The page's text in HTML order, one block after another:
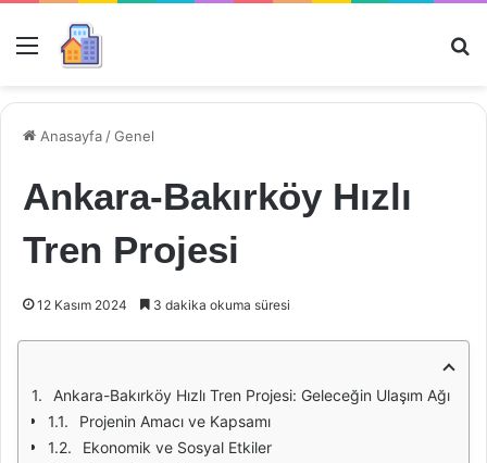
Menü
Anasayfa /Genel
Ankara-Bakırköy Hızlı
Tren Projesi
12 Kasım 2024 3 dakika okuma süresi
Ankara-Bakırköy Hızlı Tren Projesi: Geleceğin Ulaşım Ağı
Projenin Amacı ve Kapsamı
Ekonomik ve Sosyal Etkiler